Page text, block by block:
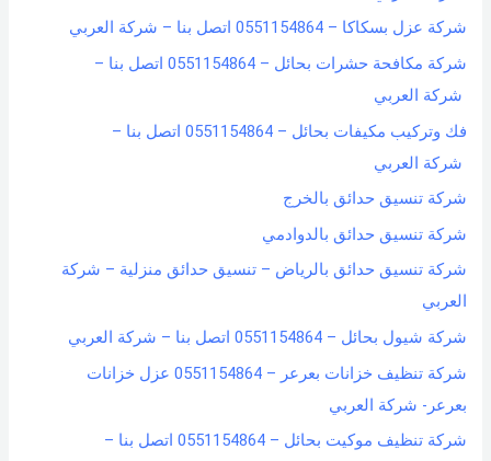
شركة عزل بسكاكا – 0551154864 اتصل بنا – شركة العربي
شركة مكافحة حشرات بحائل – 0551154864 اتصل بنا –
شركة العربي
فك وتركيب مكيفات بحائل – 0551154864 اتصل بنا –
شركة العربي
شركة تنسيق حدائق بالخرج
شركة تنسيق حدائق بالدوادمي
شركة تنسيق حدائق بالرياض – تنسيق حدائق منزلية – شركة
العربي
شركة شيول بحائل – 0551154864 اتصل بنا – شركة العربي
شركة تنظيف خزانات بعرعر – 0551154864 عزل خزانات
بعرعر- شركة العربي
شركة تنظيف موكيت بحائل – 0551154864 اتصل بنا –